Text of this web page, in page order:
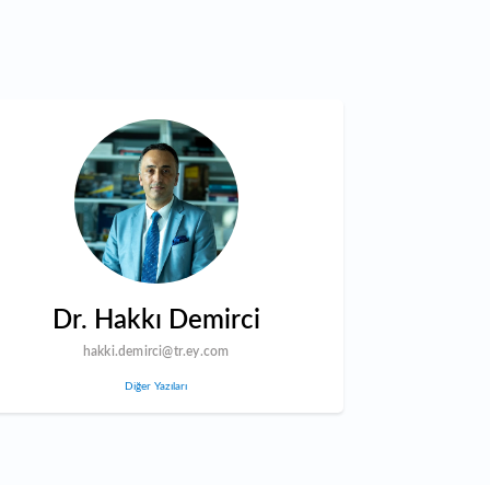
Dr. Hakkı Demirci
hakki.demirci@tr.ey.com
Diğer Yazıları